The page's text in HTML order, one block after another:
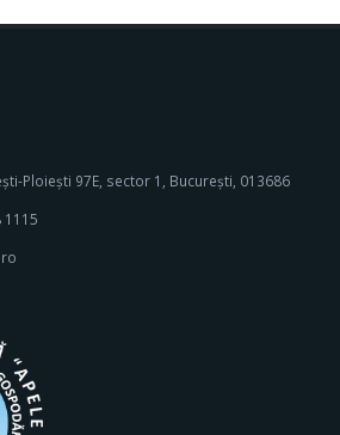
Ploiești 97E, sector 1, București, 013686
1115